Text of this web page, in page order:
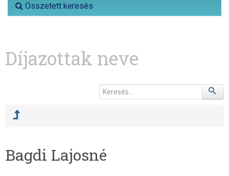
Összetett keresés
Díjazottak neve
Bagdi Lajosné